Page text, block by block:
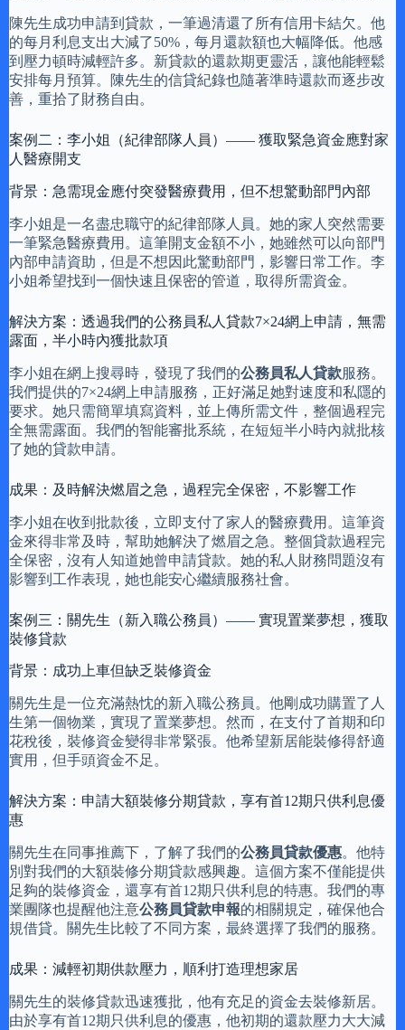
陳先生成功申請到貸款，一筆過清還了所有信用卡結欠。他
的每月利息支出大減了50%，每月還款額也大幅降低。他感
到壓力頓時減輕許多。新貸款的還款期更靈活，讓他能輕鬆
安排每月預算。陳先生的信貸紀錄也隨著準時還款而逐步改
善，重拾了財務自由。
案例二：李小姐（紀律部隊人員）—— 獲取緊急資金應對家
人醫療開支
背景：急需現金應付突發醫療費用，但不想驚動部門內部
李小姐是一名盡忠職守的紀律部隊人員。她的家人突然需要
一筆緊急醫療費用。這筆開支金額不小，她雖然可以向部門
內部申請資助，但是不想因此驚動部門，影響日常工作。李
小姐希望找到一個快速且保密的管道，取得所需資金。
解決方案：透過我們的公務員私人貸款7×24網上申請，無需
露面，半小時內獲批款項
李小姐在網上搜尋時，發現了我們的公務員私人貸款服務。
我們提供的7×24網上申請服務，正好滿足她對速度和私隱的
要求。她只需簡單填寫資料，並上傳所需文件，整個過程完
全無需露面。我們的智能審批系統，在短短半小時內就批核
了她的貸款申請。
成果：及時解決燃眉之急，過程完全保密，不影響工作
李小姐在收到批款後，立即支付了家人的醫療費用。這筆資
金來得非常及時，幫助她解決了燃眉之急。整個貸款過程完
全保密，沒有人知道她曾申請貸款。她的私人財務問題沒有
影響到工作表現，她也能安心繼續服務社會。
案例三：關先生（新入職公務員）—— 實現置業夢想，獲取
裝修貸款
背景：成功上車但缺乏裝修資金
關先生是一位充滿熱忱的新入職公務員。他剛成功購置了人
生第一個物業，實現了置業夢想。然而，在支付了首期和印
花稅後，裝修資金變得非常緊張。他希望新居能裝修得舒適
實用，但手頭資金不足。
解決方案：申請大額裝修分期貸款，享有首12期只供利息優
惠
關先生在同事推薦下，了解了我們的公務員貸款優惠。他特
別對我們的大額裝修分期貸款感興趣。這個方案不僅能提供
足夠的裝修資金，還享有首12期只供利息的特惠。我們的專
業團隊也提醒他注意公務員貸款申報的相關規定，確保他合
規借貸。關先生比較了不同方案，最終選擇了我們的服務。
成果：減輕初期供款壓力，順利打造理想家居
關先生的裝修貸款迅速獲批，他有充足的資金去裝修新居。
由於享有首12期只供利息的優惠，他初期的還款壓力大大減